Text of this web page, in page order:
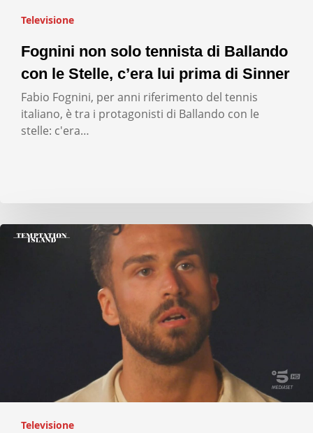
Televisione
Fognini non solo tennista di Ballando
con le Stelle, c’era lui prima di Sinner
Fabio Fognini, per anni riferimento del tennis
italiano, è tra i protagonisti di Ballando con le
stelle: c'era…
Televisione